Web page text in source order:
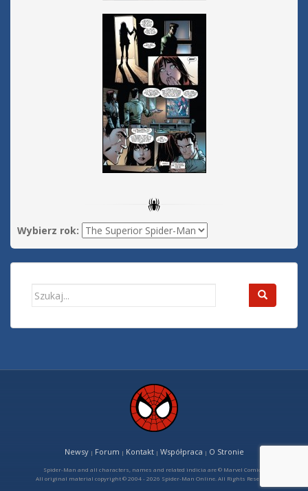
Wybierz rok:
Search
Newsy| Forum | Kontakt| Współpraca | O Stronie
Spider-Man and all characters, names and related indicia are © Marvel Comics
All original material copyright © 2004 - 2026 Spider-Man Online. All Rights Reserved.